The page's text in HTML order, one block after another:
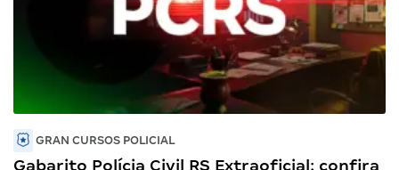
GRAN CURSOS POLICIAL
Gabarito Polícia Civil RS Extraoficial: confira